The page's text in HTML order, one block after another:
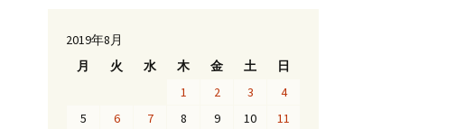
2019年8月
月
火 水 木 金 土
日
1
2 3
4
5
6 7 8 9 10 11